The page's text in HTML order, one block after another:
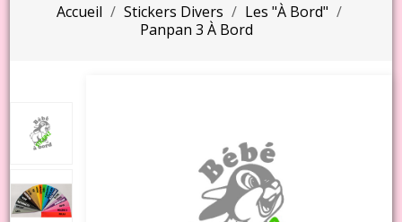
Accueil Stickers Divers
Les "à Bord"
Panpan 3 À Bord